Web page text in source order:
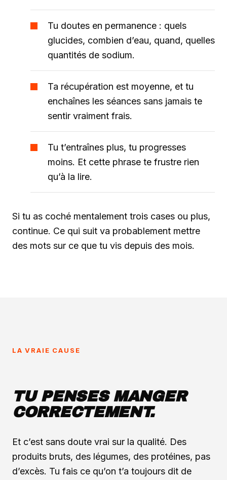
Tu doutes en permanence : quels
glucides, combien d’eau, quand, quelles
quantités de sodium.
Ta récupération est moyenne, et tu
enchaînes les séances sans jamais te
sentir vraiment frais.
Tu t’entraînes plus, tu progresses
moins. Et cette phrase te frustre rien
qu’à la lire.
Si tu as coché mentalement trois cases ou plus,
continue. Ce qui suit va probablement mettre
des mots sur ce que tu vis depuis des mois.
LA VRAIE CAUSE
TU PENSES MANGER
CORRECTEMENT.
Et c’est sans doute vrai sur la qualité. Des
produits bruts, des légumes, des protéines, pas
d’excès. Tu fais ce qu’on t’a toujours dit de